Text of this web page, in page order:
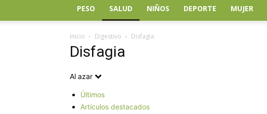
PESO SALUD NIÑOS DEPORTE MUJER
Inicio Digestivo Disfagia
Disfagia
Al azar
Últimos
Artículos destacados